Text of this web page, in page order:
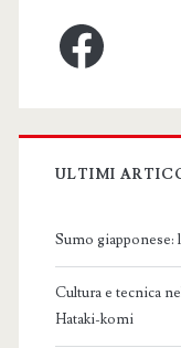
Facebook
ULTIMI
Sumo giapponese:
Cultura e tecnica
Hataki-komi